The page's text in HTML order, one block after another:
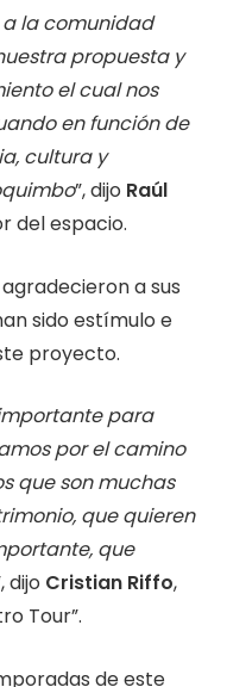
la comunidad
propuesta y
el cual nos
en función de
cultura y
”, dijo Raúl
del espacio.
a sus
sido estímulo e
proyecto.
para
por el camino
que son muchas
que quieren
que
dijo Cristian Riffo,
Tour”.
de este